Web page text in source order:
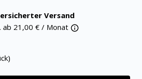
Versand
ab 21,00 € / Monat